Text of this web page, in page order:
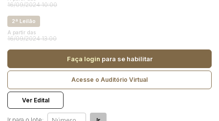
16/09/2024 10:00
2ª Leilão
A partir das
16/09/2024 13:00
Faça login para se habilitar
Acesse o Auditório Virtual
Ver Edital